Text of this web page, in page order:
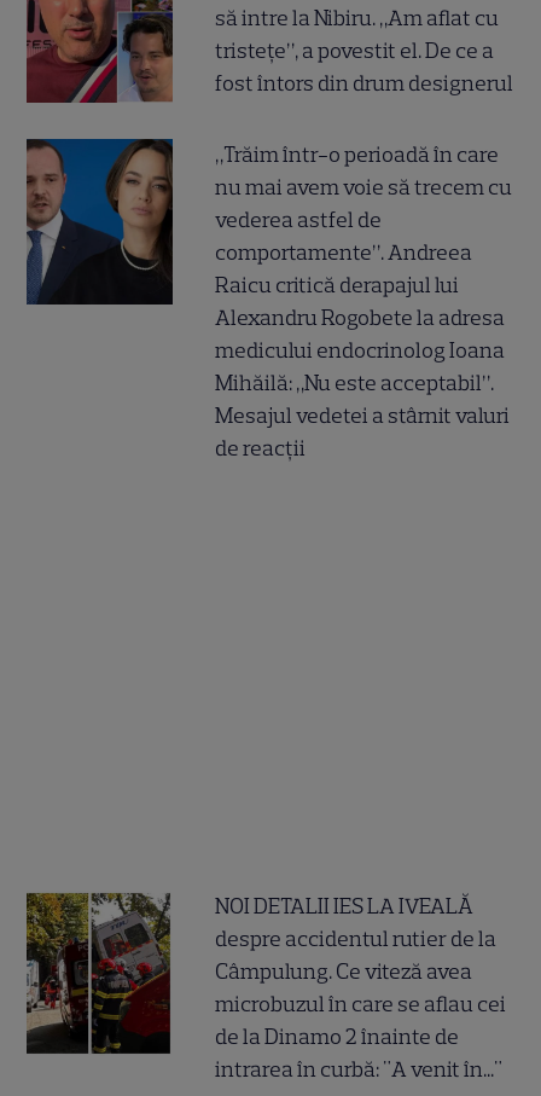
să intre la Nibiru. „Am aflat cu
tristețe”, a povestit el. De ce a
fost întors din drum designerul
„Trăim într-o perioadă în care
nu mai avem voie să trecem cu
vederea astfel de
comportamente”. Andreea
Raicu critică derapajul lui
Alexandru Rogobete la adresa
medicului endocrinolog Ioana
Mihăilă: „Nu este acceptabil”.
Mesajul vedetei a stârnit valuri
de reacții
NOI DETALII IES LA IVEALĂ
despre accidentul rutier de la
Câmpulung. Ce viteză avea
microbuzul în care se aflau cei
de la Dinamo 2 înainte de
intrarea în curbă: "A venit în..."